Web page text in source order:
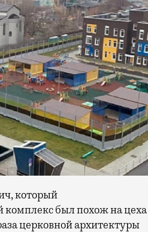
который
комплекс был похож на цеха
церковной архитектуры